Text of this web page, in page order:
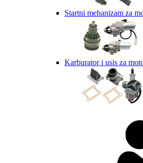
Startni mehanizam za
Karburator i usis za